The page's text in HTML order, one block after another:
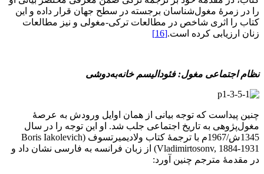
را در زمرۀ مغول‌شناسان برجسته در سطح جهان قرار داده و این
کتاب را اثری شاخص در مطالعات ترکی-مغولی و نیز مطالعات
زنان ارزیابی کرده است.[16]
نظام اجتماعی مغول: فئودالیسم خانهبهدوشی
چنین پیداست که توجه بیانی از همان اوایل ورودش به عرصۀ
مغول‌‌پژوهی به تاریخ اجتماعی جلب شد. او این توجه را در سال
1345ش/1967م با ترجمۀ کتاب ولادیمیرتسوف (Boris Iakolevich
Vladimirtosonv, 1884-1931) از زبان فرانسه به فارسی نشان داد و
در مقدمۀ مترجم چنین آورد: